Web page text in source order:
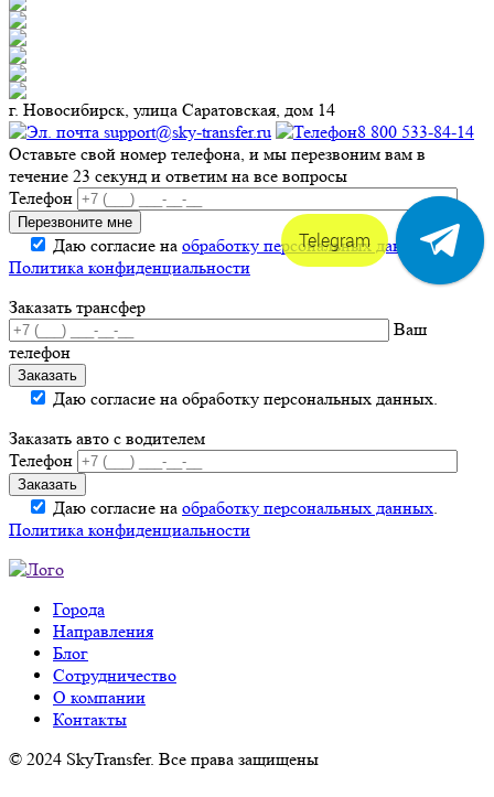
г. Новосибирск, улица Саратовская, дом 14
support@sky-transfer.ru
8 800 533-84-14
Оставьте свой номер телефона, и мы перезвоним вам в
течение 23 секунд и ответим на все вопросы
Телефон
Даю согласие на обработку персональных данных.
Политика конфиденциальности
Заказать трансфер
Ваш
телефон
Даю согласие на обработку персональных данных.
Заказать авто с водителем
Телефон
Даю согласие на обработку персональных данных.
Политика конфиденциальности
Города
Направления
Блог
Сотрудничество
О компании
Контакты
© 2024 SkyTransfer. Все права защищены
Telegram